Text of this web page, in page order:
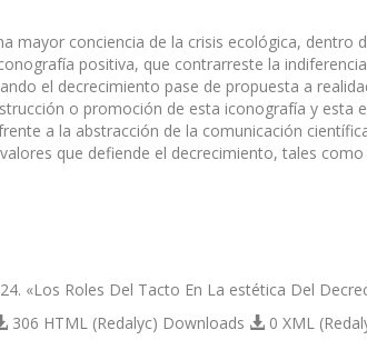
mayor conciencia de la crisis ecológica,
positiva, que contrarreste la
el decrecimiento pase de propuesta a
o promoción de esta iconografía y esta
a la abstracción de la comunicación
que defiende el decrecimiento, tales
«Los Roles Del Tacto En La estética Del
306 HTML (Redalyc) Downloads 0 XML